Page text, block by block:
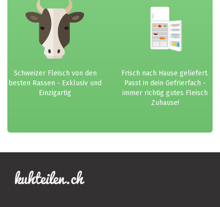
Schweizer Fleisch von den
besten Rassen - Exklusiv und
Einzigartig
Frisch nach Hause geliefert.
Passt in dein Gefrierfach -
immer richtig gutes Fleisch
Zuhause!